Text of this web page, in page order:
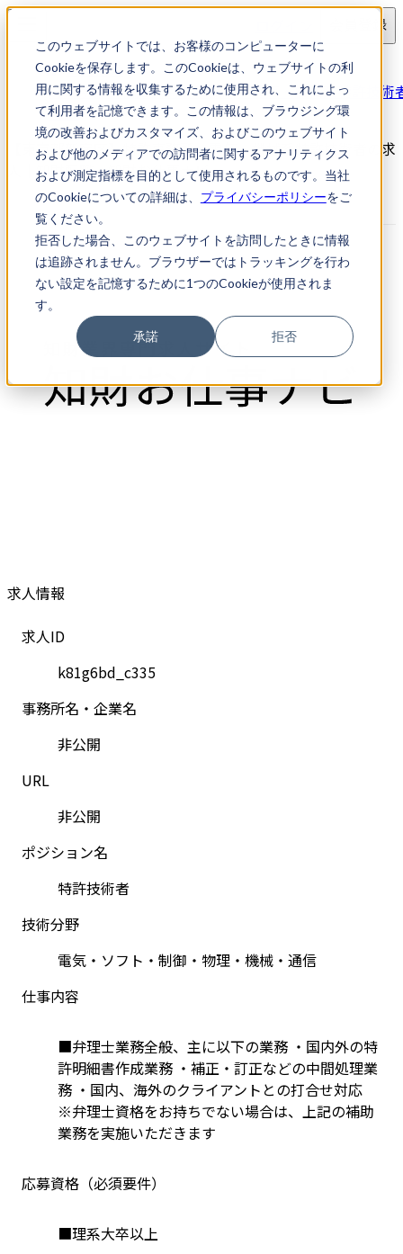
このウェブサイトでは、お客様のコンピューターに
Cookieを保存します。このCookieは、ウェブサイトの利
用に関する情報を収集するために使用され、これによっ
て利用者を記憶できます。この情報は、ブラウジング環
境の改善およびカスタマイズ、およびこのウェブサイト
および他のメディアでの訪問者に関するアナリティクス
および測定指標を目的として使用されるものです。当社
のCookieについての詳細は、 プライバシーポリシーをご
覧ください。
拒否した場合、このウェブサイトを訪問したときに情報
は追跡されません。ブラウザーではトラッキングを行わ
ない設定を記憶するために1つのCookieが使用されま
す。
承諾 拒否
会員登録
求人検索
【東京都新宿区】特許事務所・電気・機械系特許技術
求人
【東京都新宿区】特許事務所・電気・機械系特許技術者の求
人｜知財転職・知財お仕事ナビ
求人情報
求人ID
k81g6bd_c335
事務所名・企業名
非公開
URL
非公開
ポジション名
特許技術者
技術分野
電気・ソフト・制御・物理・機械・通信
仕事内容
■弁理士業務全般、主に以下の業務 ・国内外の特
許明細書作成業務 ・補正・訂正などの中間処理業
務 ・国内、海外のクライアントとの打合せ対応
※弁理士資格をお持ちでない場合は、上記の補助
業務を実施いただきます
応募資格（必須要件）
■理系大卒以上